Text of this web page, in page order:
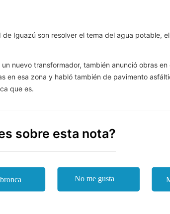
Iguazú son resolver el tema del agua potable,
nuevo transformador, también anunció obras en
esa zona y habló también de pavimento
que es.
sobre esta nota?